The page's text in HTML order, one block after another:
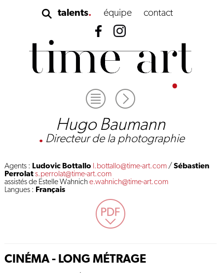
talents équipe contact
Hugo Baumann
. Directeur de la photographie
Agents : Ludovic Bottallo l.bottallo@time-art.com/ Sébastien
Perrolats.perrolat@time-art.com
assistés de Estelle Wahniche.wahnich@time-art.com
Langues : Français
CINÉMA - LONG MÉTRAGE